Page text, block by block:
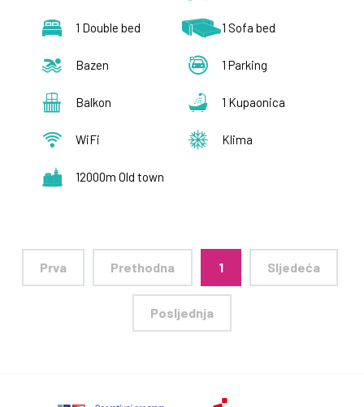
1 Double bed 1 Sofa bed
Bazen 1 Parking
Balkon 1 Kupaonica
WiFi Klima
12000m Old town
Prva Prethodna 1 Sljedeća
Posljednja